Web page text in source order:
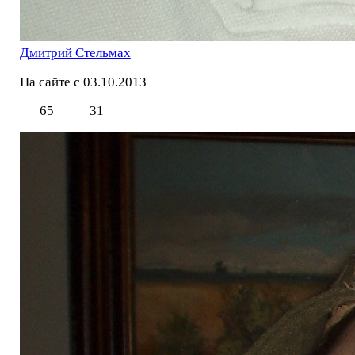
Дмитрий Стельмах
На сайте с 03.10.2013
65
31